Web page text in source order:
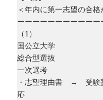
＜年内に第一志望の合
ーーーーーーーーーーー
（1）
国公立大学
総合型選抜
一次選考
・志望理由書 → 受験
応